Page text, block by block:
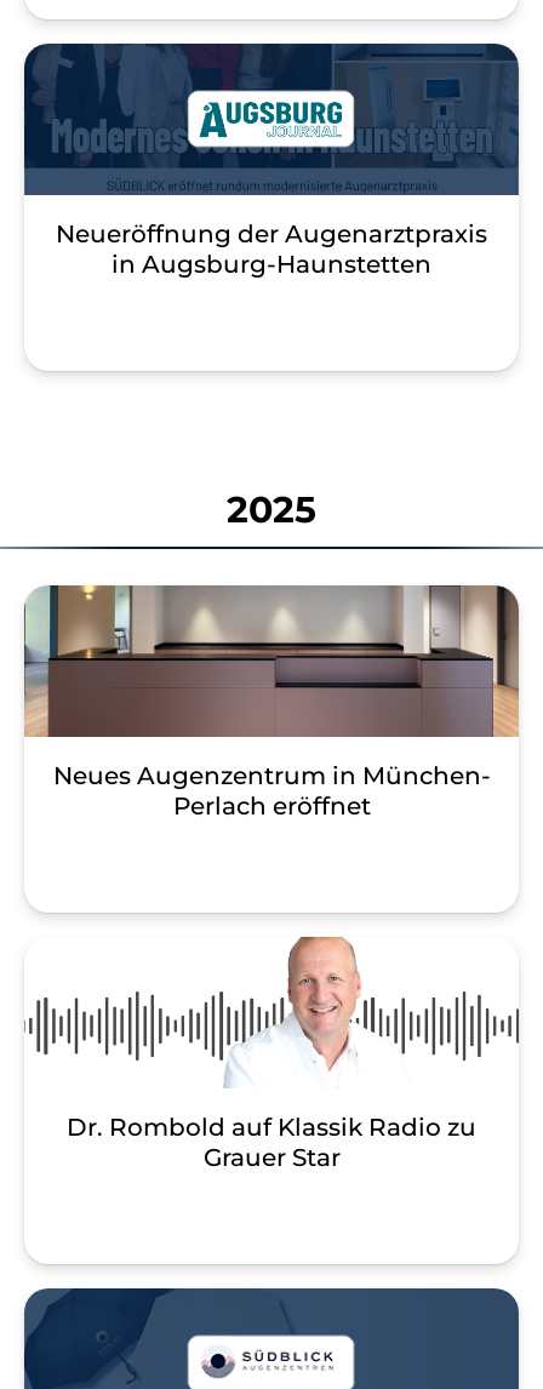
Neueröffnung der Augenarztpraxis
in Augsburg-Haunstetten
2025
Neues Augenzentrum in München-
Perlach eröffnet
Dr. Rombold auf Klassik Radio zu
Grauer Star